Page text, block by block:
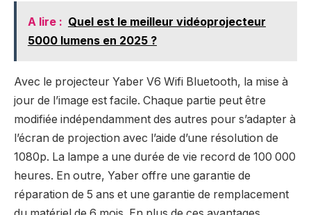
A lire : Quel est le meilleur vidéoprojecteur
5000 lumens en 2025 ?
Avec le projecteur Yaber V6 Wifi Bluetooth, la mise à
jour de l’image est facile. Chaque partie peut être
modifiée indépendamment des autres pour s’adapter à
l’écran de projection avec l’aide d’une résolution de
1080p. La lampe a une durée de vie record de 100 000
heures. En outre, Yaber offre une garantie de
réparation de 5 ans et une garantie de remplacement